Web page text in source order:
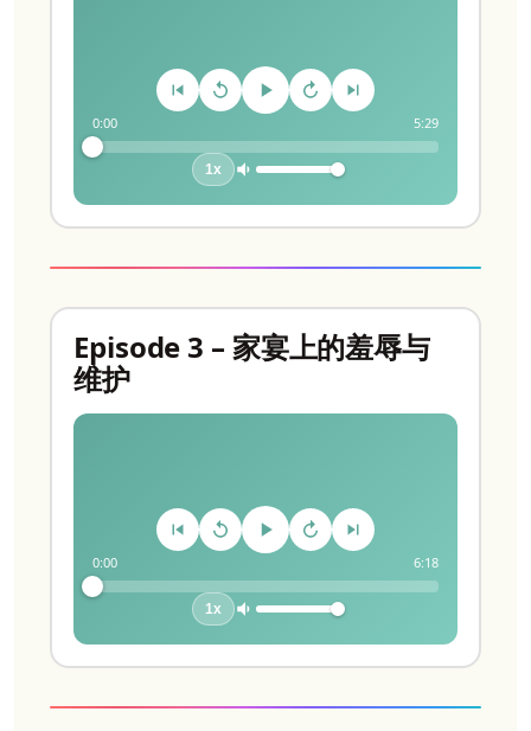
0:00 5:29
1x
Episode 3 – 家宴上的羞辱与
维护
0:00 6:18
1x